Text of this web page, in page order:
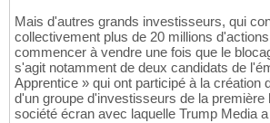
Mais d'autres grands investisseurs, qui
collectivement plus de 20 millions
commencer à vendre une fois que le
s'agit notamment de deux candidats de
Apprentice » qui ont participé à la création
d'un groupe d'investisseurs de la première
société écran avec laquelle Trump Media